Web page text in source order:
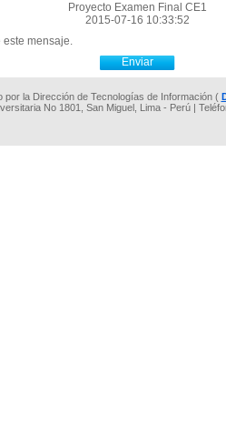
Proyecto Examen Final CE1
2015-07-16 10:33:52
este mensaje.
por la Dirección de Tecnologías de Información (
No 1801, San Miguel, Lima - Perú |